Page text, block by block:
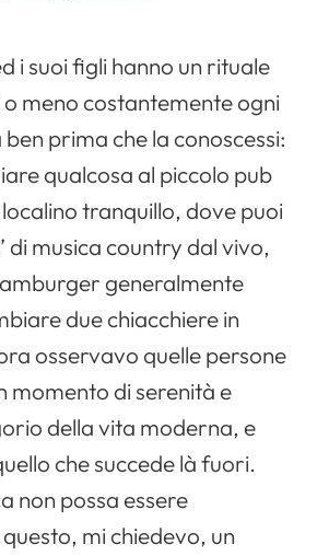
i suoi figli hanno un rituale
meno costantemente ogni
prima che la conoscessi:
qualcosa al piccolo pub
tranquillo, dove puoi
di musica country dal vivo,
generalmente
due chiacchiere in
osservavo quelle persone
momento di serenità e
della vita moderna, e
che succede là fuori.
non possa essere
mi chiedevo, un